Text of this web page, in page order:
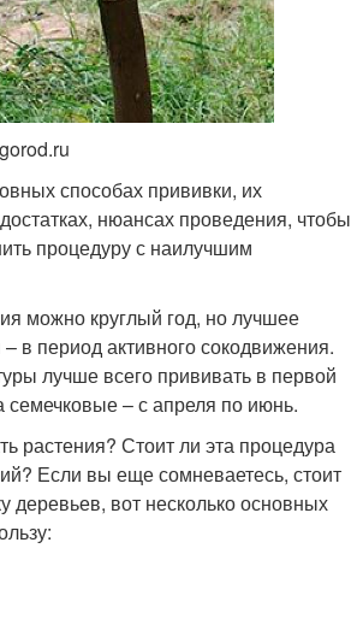
способах прививки, их
нюансах проведения, чтобы
процедуру с наилучшим
можно круглый год, но лучшее
в период активного сокодвижения.
лучше всего прививать в первой
– с апреля по июнь.
растения? Стоит ли эта процедура
Если вы еще сомневаетесь, стоит
деревьев, вот несколько основных